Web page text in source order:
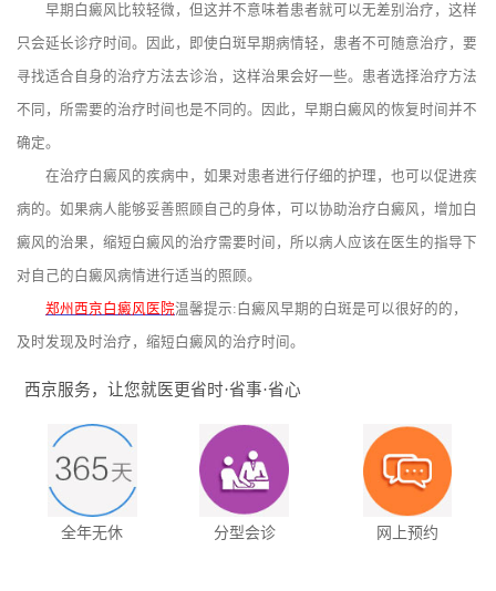
早期白癜风比较轻微，但这并不意味着患者就可以无差别治疗，这样
只会延长诊疗时间。因此，即使白斑早期病情轻，患者不可随意治疗，要
寻找适合自身的治疗方法去诊治，这样治果会好一些。患者选择治疗方法
不同，所需要的治疗时间也是不同的。因此，早期白癜风的恢复时间并不
确定。
在治疗白癜风的疾病中，如果对患者进行仔细的护理，也可以促进疾
病的。如果病人能够妥善照顾自己的身体，可以协助治疗白癜风，增加白
癜风的治果，缩短白癜风的治疗需要时间，所以病人应该在医生的指导下
对自己的白癜风病情进行适当的照顾。
郑州西京白癜风医院温馨提示:白癜风早期的白斑是可以很好的的，
及时发现及时治疗，缩短白癜风的治疗时间。
西京服务，让您就医更省时·省事·省心
全年无休 分型会诊 网上预约